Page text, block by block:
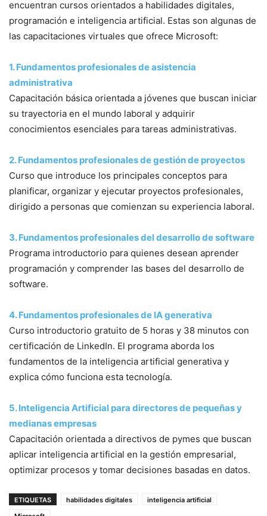
encuentran cursos orientados a habilidades digitales,
programación e inteligencia artificial. Estas son algunas de
las capacitaciones virtuales que ofrece Microsoft:
1. Fundamentos profesionales de asistencia
administrativa
Capacitación básica orientada a jóvenes que buscan iniciar
su trayectoria en el mundo laboral y adquirir
conocimientos esenciales para tareas administrativas.
2. Fundamentos profesionales de gestión de proyectos
Curso que introduce los principales conceptos para
planificar, organizar y ejecutar proyectos profesionales,
dirigido a personas que comienzan su experiencia laboral.
3. Fundamentos profesionales del desarrollo de software
Programa introductorio para quienes desean aprender
programación y comprender las bases del desarrollo de
software.
4. Fundamentos profesionales de IA generativa
Curso introductorio gratuito de 5 horas y 38 minutos con
certificación de LinkedIn. El programa aborda los
fundamentos de la inteligencia artificial generativa y
explica cómo funciona esta tecnología.
5. Inteligencia Artificial para directores de pequeñas y
medianas empresas
Capacitación orientada a directivos de pymes que buscan
aplicar inteligencia artificial en la gestión empresarial,
optimizar procesos y tomar decisiones basadas en datos.
ETIQUETAS habilidades digitales
inteligencia artificial